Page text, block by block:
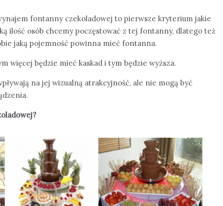
fontanny czekoladowej to pierwsze kryterium jakie
ilość osób chcemy poczęstować z tej fontanny, dlatego też
jaką pojemność powinna mieć fontanna.
więcej będzie mieć kaskad i tym będzie wyższa.
na jej wizualną atrakcyjność, ale nie mogą być